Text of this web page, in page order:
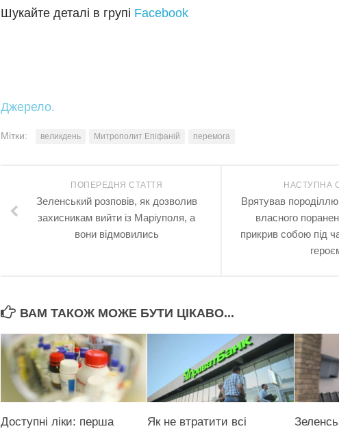
Шукайте деталі в групі Facebook
Джерело.
Мітки: великдень Митрополит Епіфаній перемога
НАСТУПНА
Врятував
власного
прикрив собою під
ПОПЕРЕДНЯ СТАТТЯ
Зеленський розповів, як дозволив
захисникам вийти із Маріуполя, а
вони відмовились
ВАМ ТАКОЖ МОЖЕ БУТИ ЦІКАВО...
Доступні ліки: перша
Як не втратити всі